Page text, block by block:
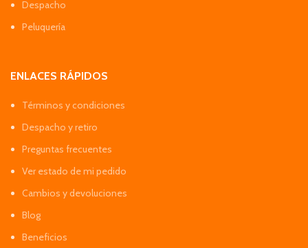
Despacho
Peluquería
ENLACES RÁPIDOS
Términos y condiciones
Despacho y retiro
Preguntas frecuentes
Ver estado de mi pedido
Cambios y devoluciones
Blog
Beneficios